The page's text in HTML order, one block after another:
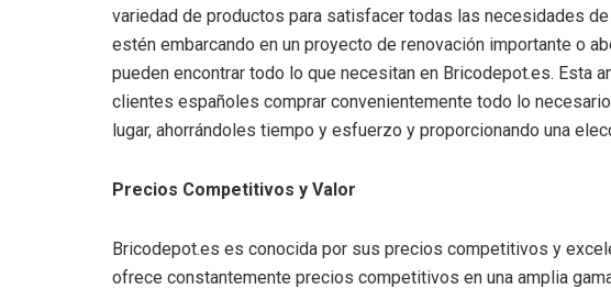
variedad de productos para satisfacer todas las necesidades
estén embarcando en un proyecto de renovación importante o
pueden encontrar todo lo que necesitan en Bricodepot.es. Esta
clientes españoles comprar convenientemente todo lo
lugar, ahorrándoles tiempo y esfuerzo y proporcionando una
Precios Competitivos y Valor
Bricodepot.es es conocida por sus precios competitivos y
ofrece constantemente precios competitivos en una amplia